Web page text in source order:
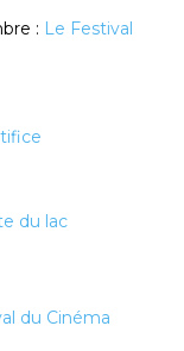
: Le Festival
du lac
du Cinéma